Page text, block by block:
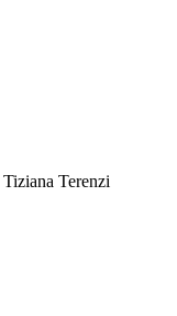
Tiziana Terenzi